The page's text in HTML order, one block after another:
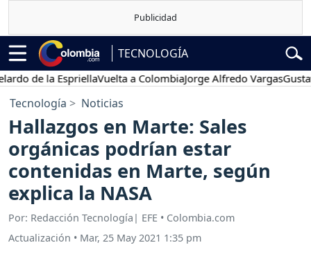
TECNOLOGÍA
la EspriellaVuelta a ColombiaJorge Alfredo VargasGustavo
Tecnología Noticias
Hallazgos en Marte: Sales
orgánicas podrían estar
contenidas en Marte, según
explica la NASA
Por: Redacción Tecnología| EFE • Colombia.com
Actualización • Mar, 25 May 2021 1:35 pm